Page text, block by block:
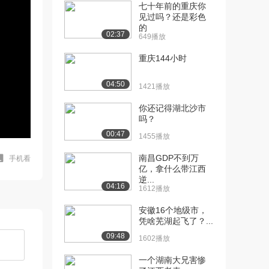
手机看
02:37
七十年前的重庆你
见过吗？还是彩色
的
649播放
04:50
重庆144小时
1421播放
00:47
你还记得湖北沙市
吗？
1455播放
04:16
南昌GDP不到万
亿，拿什么带江西
逆...
1612播放
09:48
安徽16个地级市，
凭啥芜湖起飞了？...
1602播放
一个湖南大兄害惨